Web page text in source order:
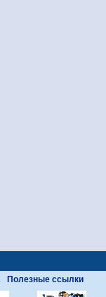
Полезные ссылки